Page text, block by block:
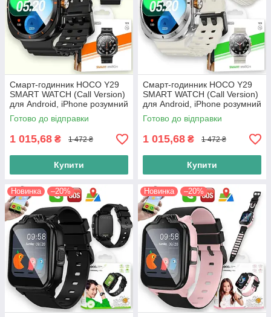
Смарт-годинник HOCO Y29
SMART WATCH (Call Version)
для Android, iPhone розумний
годинник телефон із
функцією дзвінка
Готово до відправки
1 015,68 ₴ 1 472 ₴
Купити
Смарт-годинник HOCO Y29
SMART WATCH (Call Version)
для Android, iPhone розумний
годинник телефон із
функцією дзвінка
Готово до відправки
1 015,68 ₴ 1 472 ₴
Купити
Новинка –20% Новинка –20%